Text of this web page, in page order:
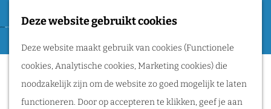
Deze website gebruikt cookies
Deze website maakt gebruik van cookies (Functionele
cookies, Analytische cookies, Marketing cookies) die
noodzakelijk zijn om de website zo goed mogelijk te laten
functioneren. Door op accepteren te klikken, geef je aan
a
F
a
v
o
r
M
e
n
u
Routes
Wandelen
Fietsen
Bertolf